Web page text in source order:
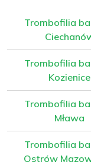
Trombofilia
Trombofilia
Kozienice
Trombofilia
Mława
Trombofilia
Ostrów